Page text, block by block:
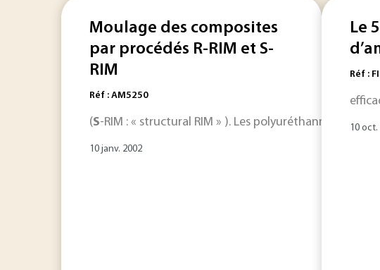
Moulage des composites
par procédés R-RIM et S-
RIM
Réf : AM5250
(S-RIM : « structural RIM » ). Les polyuréthannes sont
10 janv. 2002
Le
Réf :
10 oct.